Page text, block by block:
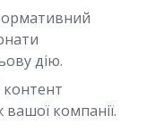
дію.
контент
компанії.